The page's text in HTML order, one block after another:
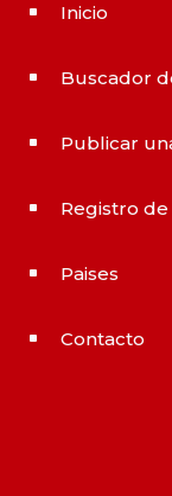
^ Inicio
^ Buscador
^ Publicar
^ Registro
^ Paises
^ Contacto